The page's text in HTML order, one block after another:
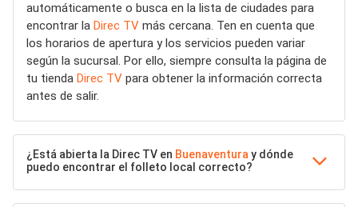
automáticamente o busca en la lista de ciudades para
encontrar la Direc TV más cercana. Ten en cuenta que
los horarios de apertura y los servicios pueden variar
según la sucursal. Por ello, siempre consulta la página de
tu tienda Direc TV para obtener la información correcta
antes de salir.
¿Está abierta la Direc TV en Buenaventura y dónde
puedo encontrar el folleto local correcto?